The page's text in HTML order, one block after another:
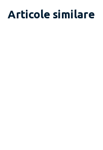
Articole similare